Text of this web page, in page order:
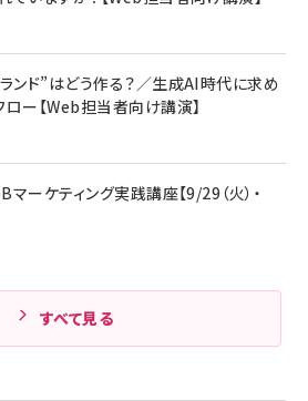
ンド”はどう作る？／生成AI時代に求め
ー【Web担当者向け講演】
ーケティング実践講座【9/29（火）・
すべて見る